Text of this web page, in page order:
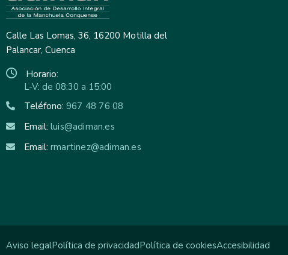
Calle Las Lomas, 36, 16200 Motilla del
Palancar, Cuenca
Horario:
L-V: de 08:30 a 15:00
Teléfono: 967 48 76 08
Email: luis@adiman.es
Email: rmartinez@adiman.es
Aviso legalPolítica de privacidadPolítica de cookiesAccesibilidad